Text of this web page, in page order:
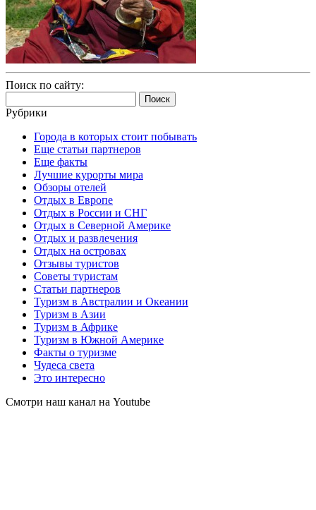
Поиск по сайту:
Рубрики
Города в которых стоит побывать
Еще статьи партнеров
Еще факты
Лучшие курорты мира
Обзоры отелей
Отдых в Европе
Отдых в России и СНГ
Отдых в Северной Америке
Отдых и развлечения
Отдых на островах
Отзывы туристов
Советы туристам
Статьи партнеров
Туризм в Австралии и Океании
Туризм в Азии
Туризм в Африке
Туризм в Южной Америке
Факты о туризме
Чудеса света
Это интересно
Смотри наш канал на Youtube